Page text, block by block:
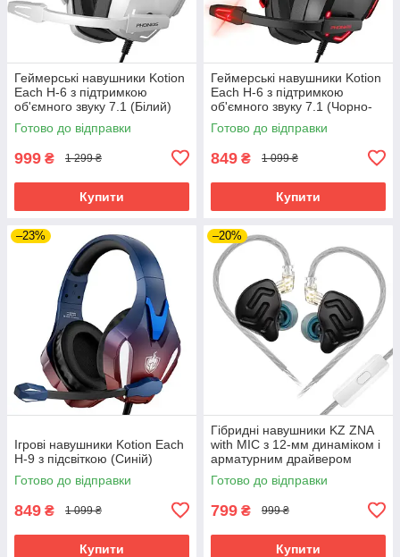
Геймерські навушники Kotion
Each H-6 з підтримкою
об'ємного звуку 7.1 (Білий)
Готово до відправки
999 ₴ 1 299 ₴
Купити
Геймерські навушники Kotion
Each H-6 з підтримкою
об'ємного звуку 7.1 (Чорно-
червоний)
Готово до відправки
849 ₴ 1 099 ₴
Купити
–23%
Ігрові навушники Kotion Each
H-9 з підсвіткою (Синій)
Готово до відправки
849 ₴ 1 099 ₴
Купити
–20%
Гібридні навушники KZ ZNA
with MIC з 12-мм динаміком і
арматурним драйвером
(Чорний)
Готово до відправки
799 ₴ 999 ₴
Купити